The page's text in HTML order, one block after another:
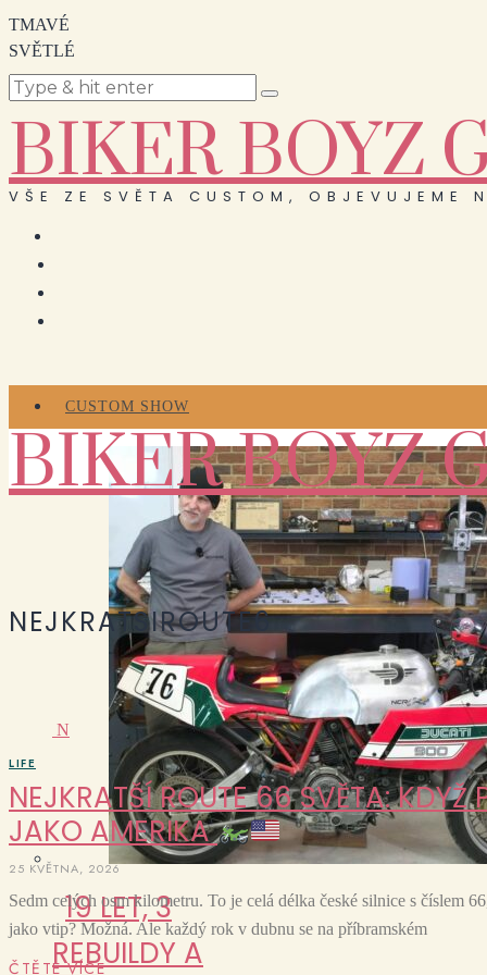
TMAVÉ
SVĚTLÉ
BIKER BOYZ
VŠE ZE SVĚTA CUSTOM, OBJEVUJEME
CUSTOM SHOW
19 LET, 3
REBUILDY A
BIKER BOYZ
NEJKRATSIROUTE6
N
LIFE
NEJKRATŠÍ ROUTE 66 SVĚTA: KDYŽ
JAKO AMERIKA
25 KVĚTNA, 2026
Sedm celých osm kilometru. To je celá délka české silnice s číslem
jako vtip? Možná. Ale každý rok v dubnu se na příbramském
ČTĚTE VÍCE